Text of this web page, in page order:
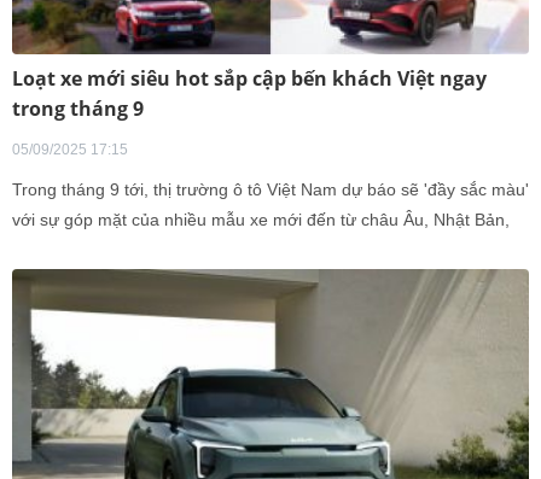
Loạt xe mới siêu hot sắp cập bến khách Việt ngay
trong tháng 9
05/09/2025 17:15
Trong tháng 9 tới, thị trường ô tô Việt Nam dự báo sẽ 'đầy sắc màu'
với sự góp mặt của nhiều mẫu xe mới đến từ châu Âu, Nhật Bản,